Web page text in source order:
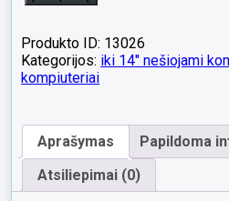
kiekis:
Thinkpad
T480s
14.0
i5-
8250u
8gb
256gb
Produkto ID: 13026
Kategorijos: iki 14" nešiojami
kompiuteriai
Aprašymas
Papildoma
Atsiliepimai (0)